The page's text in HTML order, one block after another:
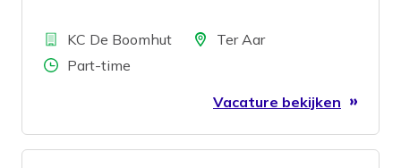
BedrijfKC De BoomhutLocatieTer Aar
Aantal uren
Part-time
Vacature bekijken